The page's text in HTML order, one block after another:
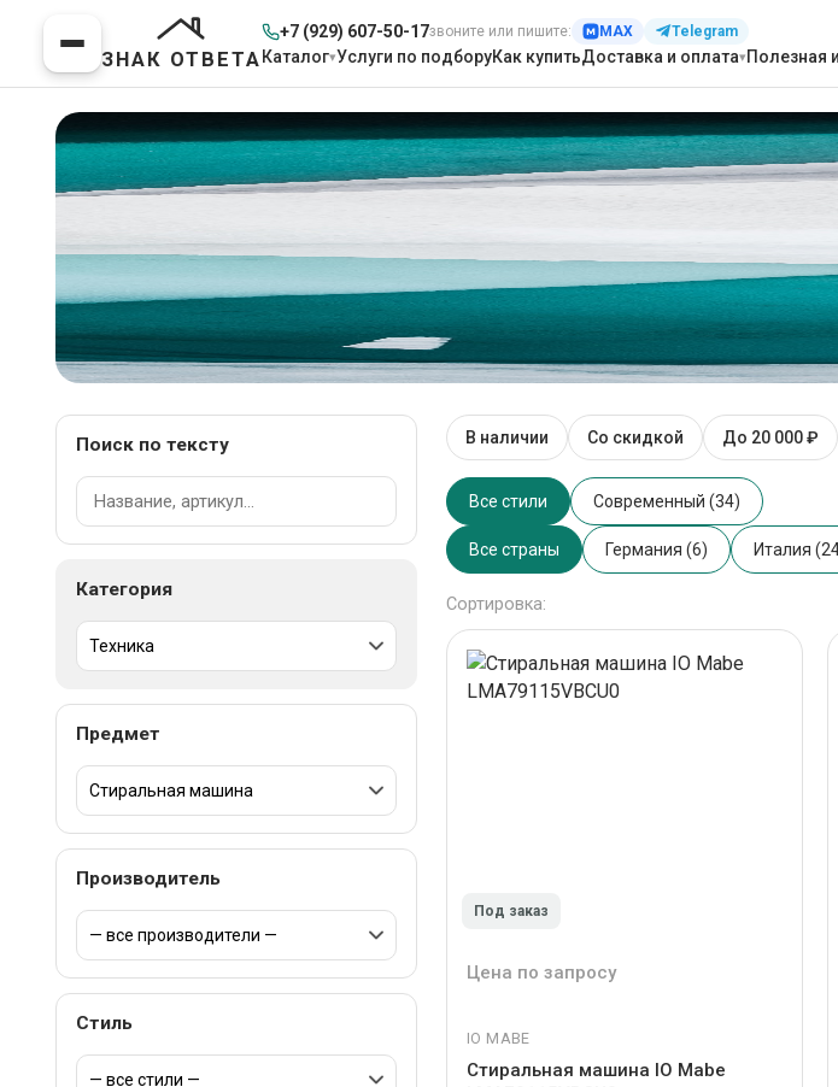
ЗНАК ОТВЕТА
+7 (929) 607-50-17звоните или пишите: MAX Telegram
Каталог Услуги по подборуКак купитьДоставка и оплата Полезная
Техника — Стиральные машины
Техника>Стиральные машины
37 товаров
Поиск по тексту
Категория
Предмет
Производитель
Стиль
В наличии Со скидкой До 20 000 ₽
Все стили Современный (34)
Все страны Германия (6) Италия
Сортировка:
Под заказ
Цена по запросу
IO MABE
Стиральная машина IO Mabe